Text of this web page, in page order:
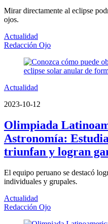
Mirar directamente al eclipse
ojos.
Actualidad
Redacción Ojo
Actualidad
2023-10-12
Olimpiada
Astronomía:
triunfan y logran
El equipo peruano se destacó
individuales y grupales.
Actualidad
Redacción Ojo